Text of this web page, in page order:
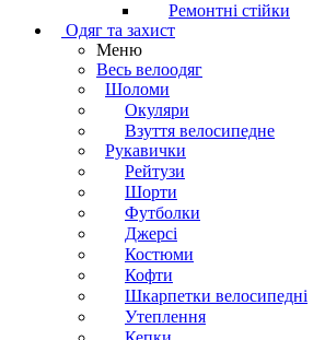
Ремонтні стійки
Одяг та захист
Меню
Весь велоодяг
Шоломи
Окуляри
Взуття велосипедне
Рукавички
Рейтузи
Шорти
Футболки
Джерсі
Костюми
Кофти
Шкарпетки велосипедні
Утеплення